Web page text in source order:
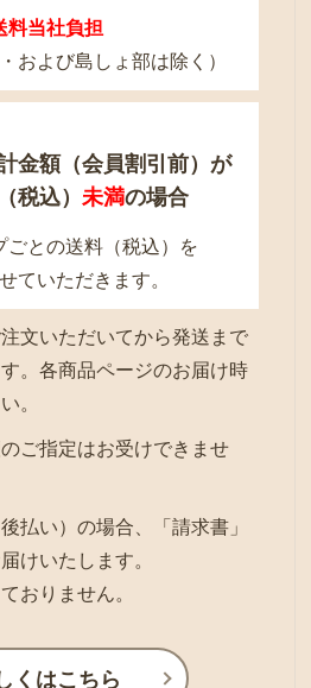
料当社負担
および島しょ部は除く）
金額（会員割引前）が
税込） 未満の場合
ごとの送料（税込）を
ていただきます。
文いただいてから発送まで
。各商品ページのお届け時
。
ご指定はお受けできませ
払い）の場合、「請求書」
けいたします。
おりません。
くはこちら